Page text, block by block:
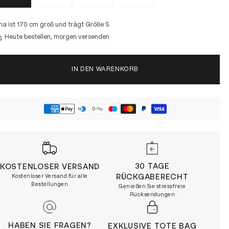
ist 170 cm groß und trägt Größe S
Heute bestellen, morgen versenden
IN DEN WARENKORB
KOSTENLOSER VERSAND
Kostenloser Versand für alle
Bestellungen
30 TAGE
RÜCKGABERECHT
Genießen Sie stressfreie
Rücksendungen
HABEN SIE FRAGEN? EXKLUSIVE TOTE BAG